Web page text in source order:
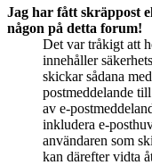
Jag har fått skräppost
någon på detta forum!
Det var tråkigt att
innehåller
skickar sådana
postmeddelande
av e-
inkludera e-
användaren som
kan därefter vidta